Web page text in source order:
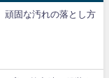
頑固な汚れの落とし方